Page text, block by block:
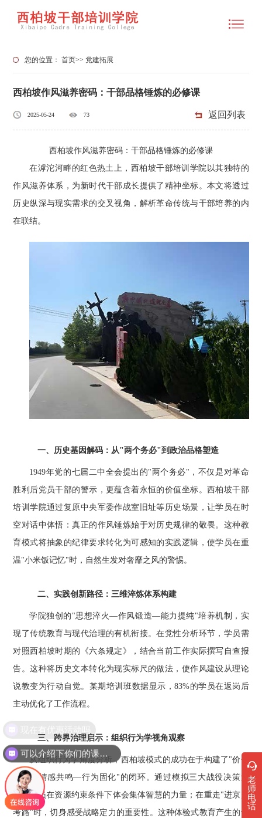
您的位置：首页>> 党建拓展
西柏坡作风滋养密码：干部品格锤炼的必修课
2025-05-24 73 返回列表
西柏坡作风滋养密码：干部品格锤炼的必修课
在滹沱河畔的红色热土上，西柏坡干部培训学院以其独特的
作风滋养体系，为新时代干部成长提供了精神坐标。本文将透过
历史纵深与现实需求的交叉视角，解析革命传统与干部培养的内
在联结。
一、历史基因解码：从"两个务必"到政治品格塑造
1949年党的七届二中全会提出的"两个务必"，不仅是对革命
胜利后党员干部的警示，更蕴含着永恒的价值坐标。西柏坡干部
培训学院通过复原中央军委作战室旧址等历史场景，让学员在时
空对话中体悟：真正的作风锤炼始于对历史规律的敬畏。这种教
育模式将抽象的纪律要求转化为可感知的实践逻辑，使学员在重
温"小米饭记忆"时，自然生发对奢靡之风的警惕。
二、实践创新路径：三维淬炼体系构建
学院独创的"思想淬火—作风锻造—能力提纯"培养机制，实
现了传统教育与现代治理的有机衔接。在党性分析环节，学员需
对照西柏坡时期的《六条规定》，结合当前工作实际撰写自查报
告。这种将历史文本转化为现实标尺的做法，使作风建设从理论
说教变为行动自觉。某期培训班数据显示，83%的学员在返岗后
主动优化了工作流程。
三、跨界治理启示：组织行为学视角观察
从组织行为学角度分析，西柏坡模式的成功在于构建了"价值
认同—情感共鸣—行为固化"的闭环。通过模拟三大战役决策过
程，学员在资源约束条件下体会集体智慧的力量；在重走"进京赶
考路"时，切身感受战略定力的重要性。这种体验式教育产生的认
老
师
电
话